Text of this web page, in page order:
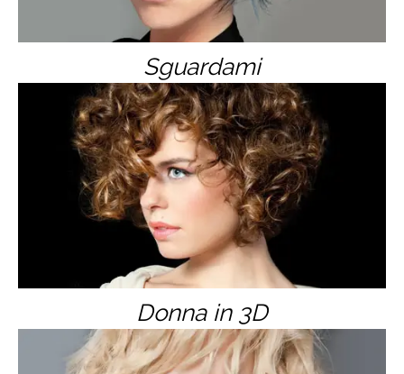
Sguardami
Donna in 3D